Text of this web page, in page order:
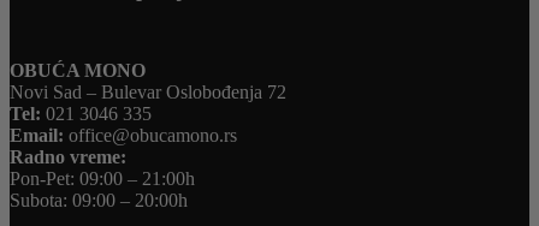
OBUĆA MONO
Novi Sad – Bulevar Oslobođenja 72
Tel: 021 3046 335
Email: office@obucamono.rs
Radno vreme:
Pon-Pet: 09:00 – 21:00h
Subota: 09:00 – 20:00h